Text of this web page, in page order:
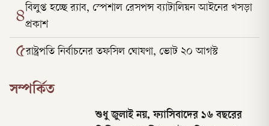
৪বিলুপ্ত হচ্ছে র‍্যাব, স্পেশাল রেসপন্স ব্যাটালিয়ন আইনের খসড়া
প্রকাশ
৫রাষ্ট্রপতি নির্বাচনের তফসিল ঘোষণা, ভোট ২০ আগস্ট
সম্পর্কিত
শুধু জুলাই নয়, ফ্যাসিবাদের ১৬ বছরের